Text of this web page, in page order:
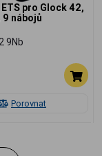
Porovnat
pro Glock 42,
nábojů
9Nb